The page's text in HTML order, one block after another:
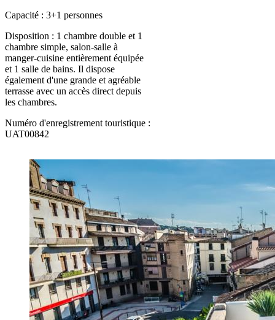
Capacité : 3+1 personnes
Disposition : 1 chambre double et 1
chambre simple, salon-salle à
manger-cuisine entièrement équipée
et 1 salle de bains. Il dispose
également d'une grande et agréable
terrasse avec un accès direct depuis
les chambres.
Numéro d'enregistrement touristique :
UAT00842